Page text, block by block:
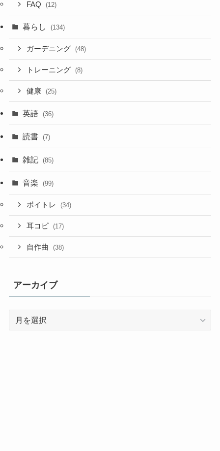
FAQ (12)
暮らし (134)
ガーデニング (48)
トレーニング (8)
健康 (25)
英語 (36)
読書 (7)
雑記 (85)
音楽 (99)
ボイトレ (34)
耳コピ (17)
自作曲 (38)
アーカイブ